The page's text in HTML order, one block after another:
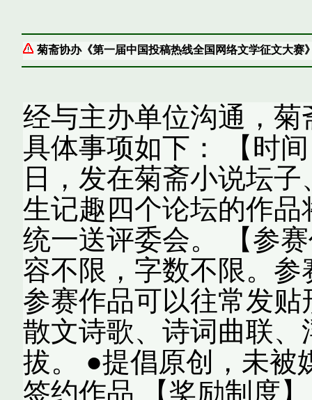
菊斋协办《第一届中国投稿热线全国网络文学征文大赛
经与主办单位沟通，
具体事项如下： 【时
日，发在菊斋小说坛
生记趣四个论坛的作
统一送评委会。 【参
容不限，字数不限。
参赛作品可以往常发
散文诗歌、诗词曲联
拔。 ●提倡原创，未被
签约作品 【奖励制度